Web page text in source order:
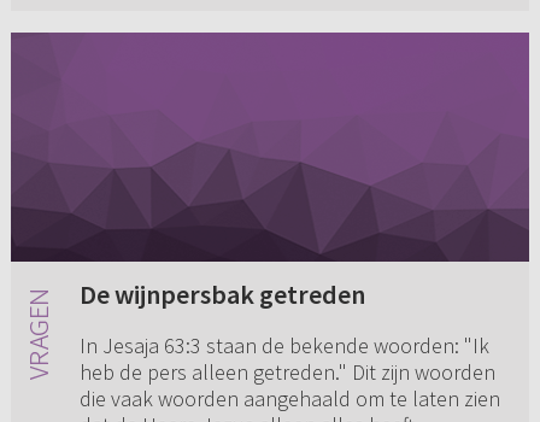
De wijnpersbak getreden
In Jesaja 63:3 staan de bekende woorden: "Ik
heb de pers alleen getreden." Dit zijn woorden
die vaak woorden aangehaald om te laten zien